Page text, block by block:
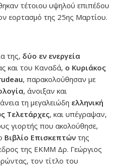
τέτοιου υψηλού επιπέδου
εορτασμό της 25ης Μαρτίου.
της, δύο εν ενεργεία
και του Καναδά, ο Κυριάκος
, παρακολούθησαν με
, άνοιξαν και
τη μεγαλειώδη ελληνική
Τελετάρχες, και υπέγραψαν,
γιορτής που ακολούθησε,
Βιβλίο Επισκεπτών της
της ΕΚΜΜ Δρ. Γεώργιος
τον τίτλο του